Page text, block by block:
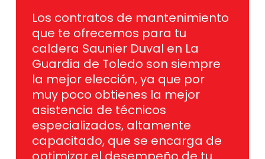
Los contratos de mantenimiento
que te ofrecemos para tu
caldera Saunier Duval en La
Guardia de Toledo son siempre
la mejor elección, ya que por
muy poco obtienes la mejor
asistencia de técnicos
especializados, altamente
capacitado, que se encarga de